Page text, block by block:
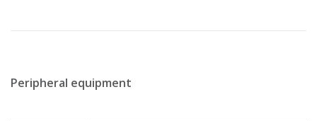
Peripheral equipment